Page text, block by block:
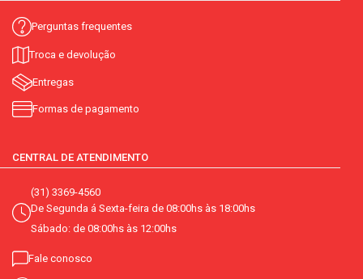
Perguntas frequentes
Troca e devolução
Entregas
Formas de pagamento
CENTRAL DE ATENDIMENTO
(31) 3369-4560
De Segunda á Sexta-feira de 08:00hs às 18:00hs
Sábado: de 08:00hs às 12:00hs
Fale conosco